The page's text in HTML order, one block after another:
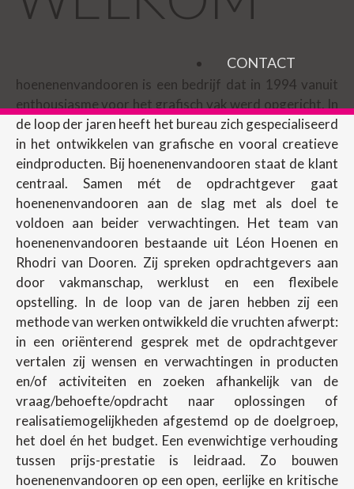
CONTACT
hoenenenvandooren is een bedrijf dat in 1994 vanuit
enthousiasme voor het grafisch vak werd opgericht. In
de loop der jaren heeft het bureau zich gespecialiseerd
in het ontwikkelen van grafische en vooral creatieve
eindproducten. Bij hoenenenvandooren staat de klant
centraal. Samen mét de opdrachtgever gaat
hoenenenvandooren aan de slag met als doel te
voldoen aan beider verwachtingen. Het team van
hoenenenvandooren bestaande uit Léon Hoenen en
Rhodri van Dooren. Zij spreken opdrachtgevers aan
door vakmanschap, werklust en een flexibele
opstelling. In de loop van de jaren hebben zij een
methode van werken ontwikkeld die vruchten afwerpt:
in een oriënterend gesprek met de opdrachtgever
vertalen zij wensen en verwachtingen in producten
en/of activiteiten en zoeken afhankelijk van de
vraag/behoefte/opdracht naar oplossingen of
realisatiemogelijkheden afgestemd op de doelgroep,
het doel én het budget. Een evenwichtige verhouding
tussen prijs-prestatie is leidraad. Zo bouwen
hoenenenvandooren op een open, eerlijke en kritische